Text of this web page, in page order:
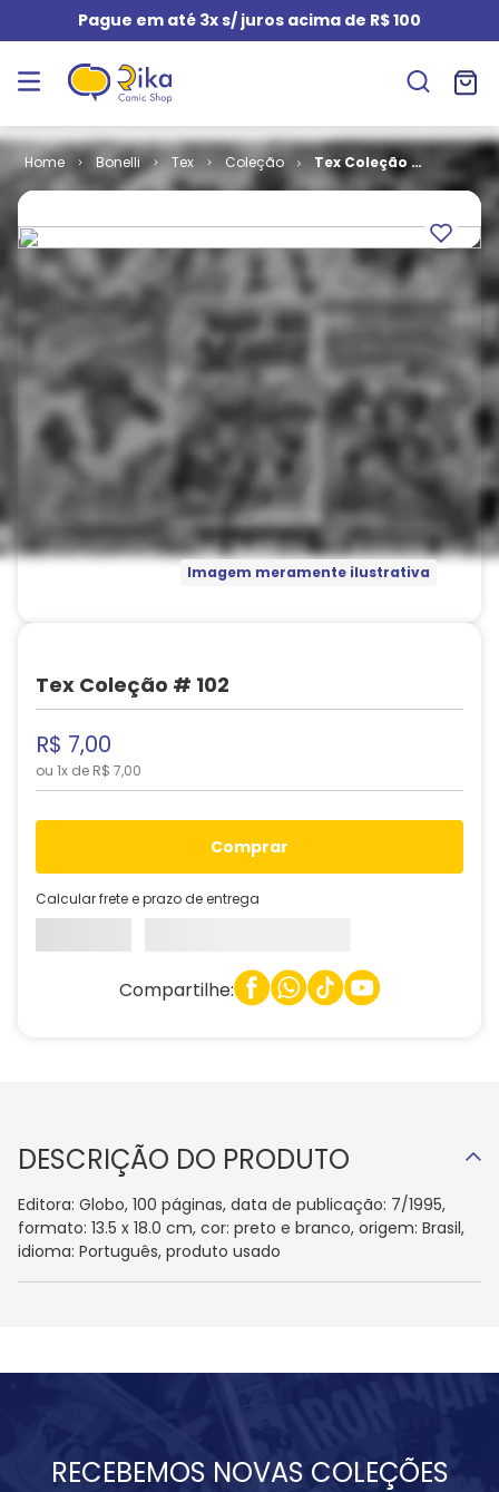
Pague em até 3x s/ juros acima de R$ 100
Bonelli Tex Coleção
Tex Coleção #
102
Imagem meramente ilustrativa
Tex Coleção # 102
R$ 7,00
ou 1x de R$ 7,00
comprar
Calcular frete e prazo de entrega
Compartilhe:
DESCRIÇÃO DO PRODUTO
Editora: Globo, 100 páginas, data de publicação: 7/1995,
formato: 13.5 x 18.0 cm, cor: preto e branco, origem: Brasil,
idioma: Português, produto usado
RECEBEMOS NOVAS COLEÇÕES